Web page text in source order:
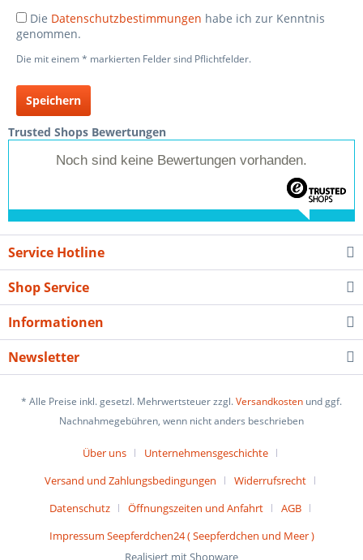
Die Datenschutzbestimmungen habe ich zur Kenntnis
genommen.
Die mit einem * markierten Felder sind Pflichtfelder.
Speichern
Trusted Shops Bewertungen
Noch sind keine Bewertungen vorhanden.
Service Hotline
Shop Service
Informationen
Newsletter
* Alle Preise inkl. gesetzl. Mehrwertsteuer zzgl.Versandkosten und ggf.
Nachnahmegebühren, wenn nicht anders beschrieben
Über uns
Unternehmensgeschichte
Versand und Zahlungsbedingungen
Widerrufsrecht
Datenschutz
Öffnungszeiten und Anfahrt
AGB
Impressum Seepferdchen24 ( Seepferdchen und Meer )
Realisiert mit Shopware